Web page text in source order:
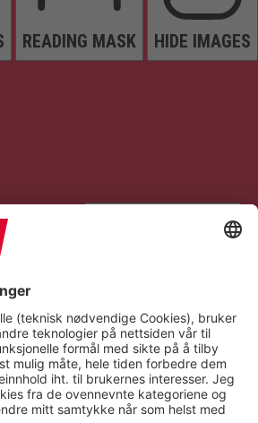
READING MASK HIDE IMAGES
SOUNDS STOP ANIMATIONS